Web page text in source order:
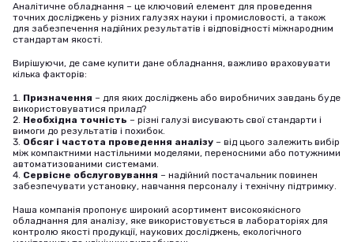
Аналітичне обладнання – це ключовий елемент для проведення
точних досліджень у різних галузях науки і промисловості, а також
для забезпечення надійних результатів і відповідності міжнародним
стандартам якості.
Вирішуючи, де саме купити дане обладнання, важливо враховувати
кілька факторів:
Призначення – для яких досліджень або виробничих завдань буде
використовуватися прилад?
Необхідна точність – різні галузі висувають свої стандарти і
вимоги до результатів і похибок.
Обсяг і частота проведення аналізу – від цього залежить вибір
між компактними настільними моделями, переносними або потужними
автоматизованими системами.
Сервісне обслуговування – надійний постачальник повинен
забезпечувати установку, навчання персоналу і технічну підтримку.
Наша компанія пропонує широкий асортимент високоякісного
обладнання для аналізу, яке використовується в лабораторіях для
контролю якості продукції, наукових досліджень, екологічного